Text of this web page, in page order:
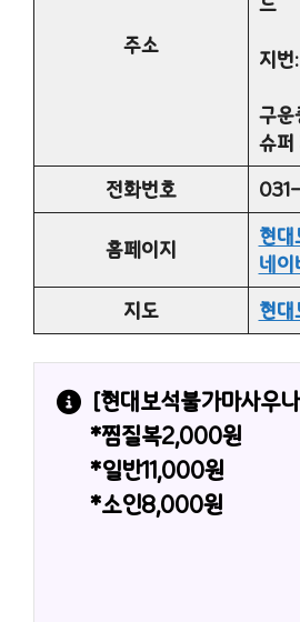
주소
지
구운
슈퍼
전화번호
홈페이지
현
네
지도
현
[현대보석불가마사우
*찜질복2,000원
*일반11,000원
*소인8,000원